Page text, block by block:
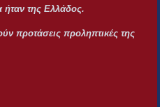
ήταν της Ελλάδος.
προτάσεις προληπτικές της